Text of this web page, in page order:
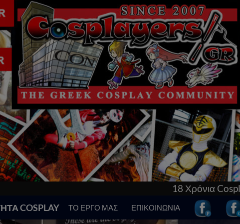
18 Χρόνια Cosplay στην Ελλάδα! Γνώρισε τα
COSPLAY ΤΟ ΕΡΓΟ ΜΑΣ ΕΠΙΚΟΙΝΩΝΙΑ